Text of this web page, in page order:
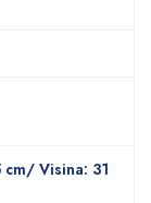
Visina: 31